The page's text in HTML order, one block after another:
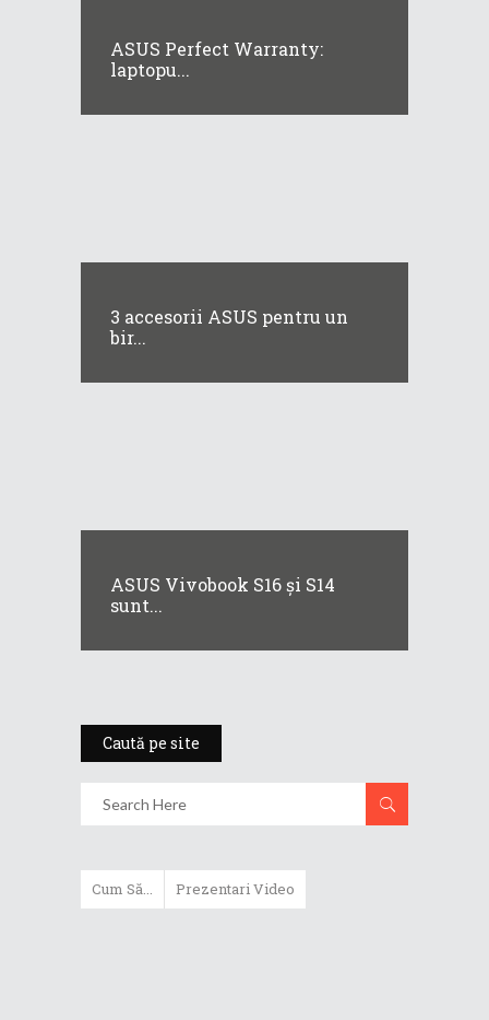
ASUS Perfect Warranty:
laptopu...
3 accesorii ASUS pentru un
bir...
ASUS Vivobook S16 și S14
sunt...
Caută pe site
Cum Să... Prezentari Video